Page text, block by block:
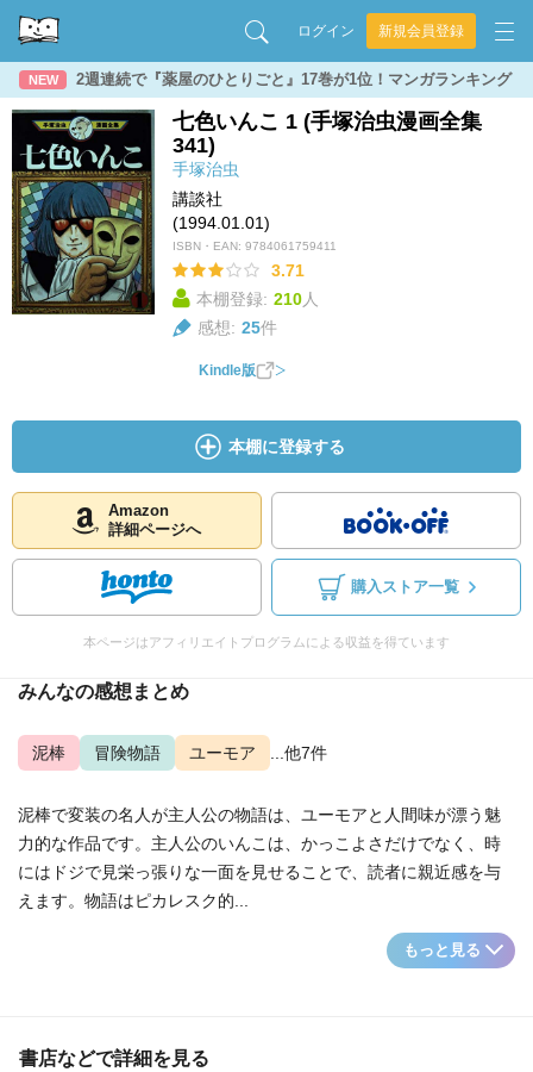
ログイン 新規会員登録
NEW 2週連続で『薬屋のひとりごと』17巻が1位！マンガランキング
七色いんこ 1 (手塚治虫漫画全集
341)
手塚治虫
講談社
(1994.01.01)
ISBN・EAN: 9784061759411
3.71
本棚登録: 210人
感想: 25件
Kindle版
本棚に登録する
Amazon
詳細ページへ
購入ストア一覧
本ページはアフィリエイトプログラムによる収益を得ています
みんなの感想まとめ
泥棒 冒険物語 ユーモア ...他7件
泥棒で変装の名人が主人公の物語は、ユーモアと人間味が漂う魅
力的な作品です。主人公のいんこは、かっこよさだけでなく、時
にはドジで見栄っ張りな一面を見せることで、読者に親近感を与
えます。物語はピカレスク的...
もっと見る
書店などで詳細を見る